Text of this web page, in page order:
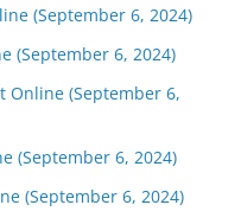
(September 6, 2024)
(September 6, 2024)
Online (September 6,
(September 6, 2024)
(September 6, 2024)